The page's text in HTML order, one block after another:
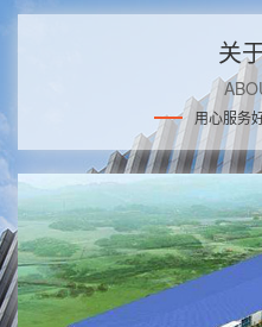
关
用心服务